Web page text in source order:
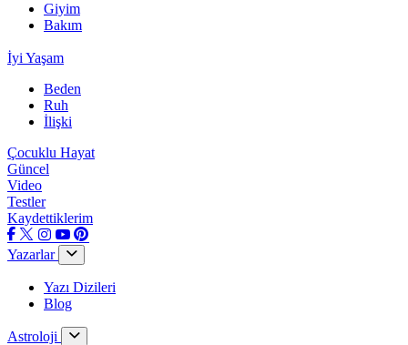
Giyim
Bakım
İyi Yaşam
Beden
Ruh
İlişki
Çocuklu Hayat
Güncel
Video
Testler
Kaydettiklerim
Yazarlar
Yazı Dizileri
Blog
Astroloji